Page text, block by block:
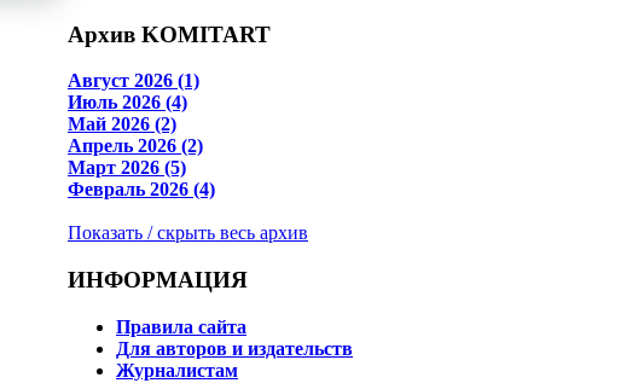
Архив KOMITART
Август 2026 (1)
Июль 2026 (4)
Май 2026 (2)
Апрель 2026 (2)
Март 2026 (5)
Февраль 2026 (4)
Показать / скрыть весь архив
ИНФОРМАЦИЯ
Правила сайта
Для авторов и издательств
Журналистам